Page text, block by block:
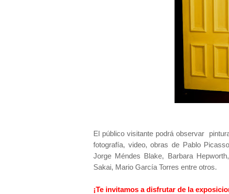
El público visitante podrá observar
fotografía, video, obras de Pablo
Jorge Méndes Blake, Barbara
Sakai, Mario García Torres entre otros.
¡Te invitamos a disfrutar de la